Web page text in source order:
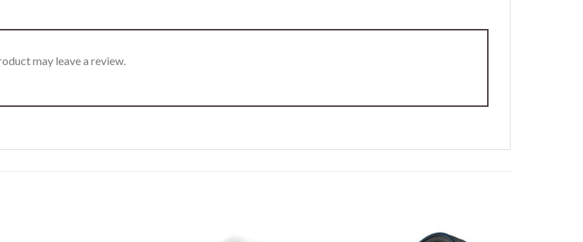
may leave a review.